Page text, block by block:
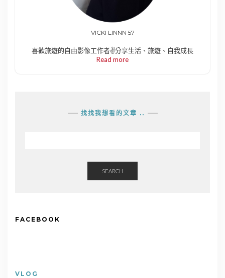
VICKI LINNN 57
喜歡旅遊的自由影像工作者✌️分享生活、旅遊、自我成長
Read more
找找我想看的文章 ..
SEARCH
FACEBOOK
VLOG